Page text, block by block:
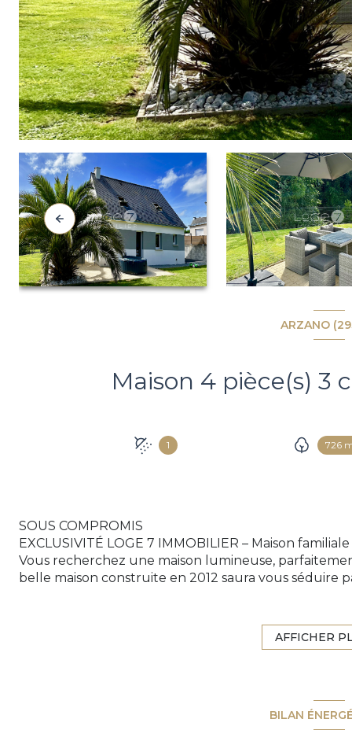
ARZANO
1 726
SOUS COMPROMIS
EXCLUSIVITÉ LOGE 7 IMMOBILIER – Maison
Vous recherchez une maison lumineuse,
belle maison construite en 2012 saura vous séduire
séjour convivial ouvert sur une cuisine récente,
quotidien, la cuisine bénéficie d'un accès direct à la
À l'étage, l'espace nuit se compose de trois
À l'extérieur, vous apprécierez un superbe jardin
AFFICHER
BILAN